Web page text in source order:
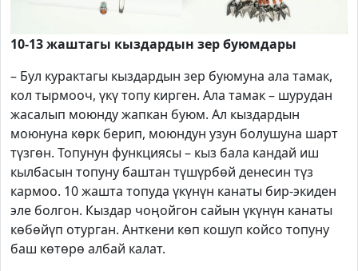
10-13 жаштагы кыздардын зер буюмдары
– Бул курактагы кыздардын зер буюмуна ала тамак,
кол тырмооч, үкү топу кирген. Ала тамак – шурудан
жасалып моюнду жапкан буюм. Ал кыздардын
моюнуна көрк берип, моюндун узун болушуна шарт
түзгөн. Топунун функциясы – кыз бала кандай иш
кылбасын топуну баштан түшүрбөй денесин түз
кармоо. 10 жашта топуда үкүнүн канаты бир-экиден
эле болгон. Кыздар чоңойгон сайын үкүнүн канаты
көбөйүп отурган. Анткени көп кошуп койсо топуну
баш көтөрө албай калат.